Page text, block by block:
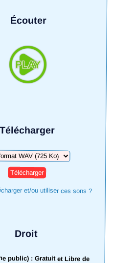
Écouter
Télécharger
et/ou utiliser ces sons ?
Droit
public) : Gratuit et Libre de